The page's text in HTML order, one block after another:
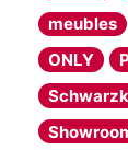
meubles
ONLY